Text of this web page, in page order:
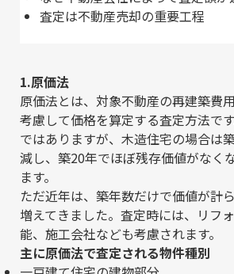
査定は不動産売却の重要工程
1.原価法
原価法とは、対象不動産の再建築費
考慮して価格を算定する査定方法で
ではありますが、木造住宅の場合は
減し、築20年でほぼ残存価値がなく
ます。
ただ近年は、築年数だけで価値が計
増えてきました。査定時には、リフ
能、施工会社なども考慮されます。
主に原価法で査定される物件種別